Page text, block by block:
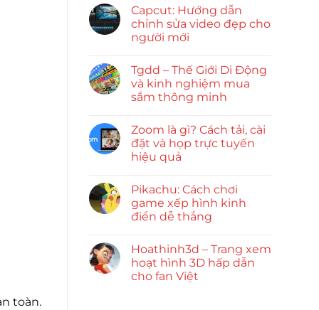
toàn.
Capcut: Hướng dẫn
chỉnh sửa video đẹp cho
người mới
Tgdd – Thế Giới Di Động
và kinh nghiệm mua
sắm thông minh
Zoom là gì? Cách tải, cài
đặt và họp trực tuyến
hiệu quả
Pikachu: Cách chơi
game xếp hình kinh
điển dễ thắng
Hoathinh3d – Trang xem
hoạt hình 3D hấp dẫn
cho fan Việt